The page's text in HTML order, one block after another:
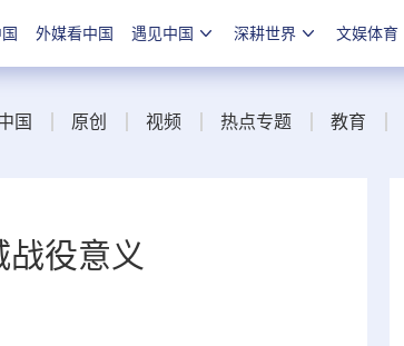
外媒看中国 遇见中国 深耕世界 文娱体育
国 原创 视频 热点专题 教育
役意义